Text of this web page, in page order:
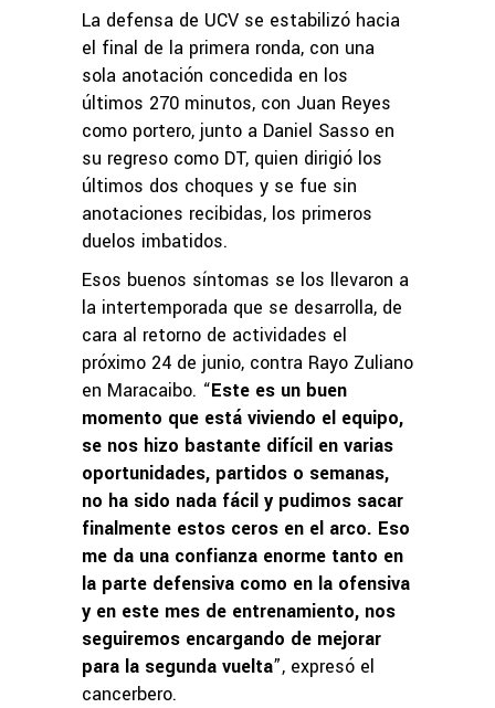
La defensa de UCV se estabilizó hacia
el final de la primera ronda, con una
sola anotación concedida en los
últimos 270 minutos, con Juan Reyes
como portero, junto a Daniel Sasso en
su regreso como DT, quien dirigió los
últimos dos choques y se fue sin
anotaciones recibidas, los primeros
duelos imbatidos.
Esos buenos síntomas se los llevaron a
la intertemporada que se desarrolla, de
cara al retorno de actividades el
próximo 24 de junio, contra Rayo Zuliano
en Maracaibo. “Este es un buen
momento que está viviendo el equipo,
se nos hizo bastante difícil en varias
oportunidades, partidos o semanas,
no ha sido nada fácil y pudimos sacar
finalmente estos ceros en el arco. Eso
me da una confianza enorme tanto en
la parte defensiva como en la ofensiva
y en este mes de entrenamiento, nos
seguiremos encargando de mejorar
para la segunda vuelta”, expresó el
cancerbero.